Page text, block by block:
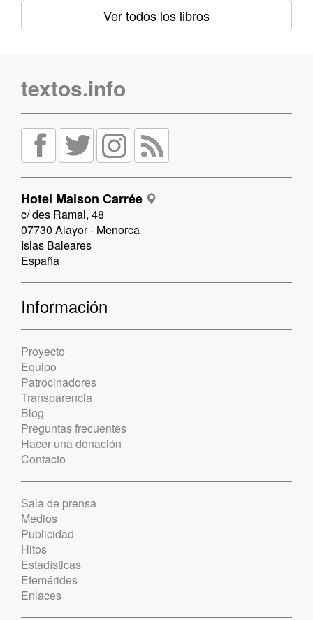
Ver todos los libros
textos.info
Hotel Maison Carrée
c/ des Ramal, 48
07730 Alayor - Menorca
Islas Baleares
España
Información
Proyecto
Equipo
Patrocinadores
Transparencia
Blog
Preguntas frecuentes
Hacer una donación
Contacto
Sala de prensa
Medios
Publicidad
Hitos
Estadísticas
Efemérides
Enlaces